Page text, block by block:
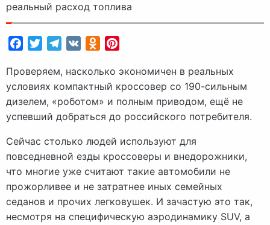
реальный расход топлива
FacebookTwitterTelegram
VK Odnoklassniki
Проверяем, насколько экономичен в реальных
условиях компактный кроссовер со 190-сильным
дизелем, «роботом» и полным приводом, ещё не
успевший добраться до российского потребителя.
Сейчас столько людей используют для
повседневной езды кроссоверы и внедорожники,
что многие уже считают такие автомобили не
прожорливее и не затратнее иных семейных
седанов и прочих легковушек. И зачастую это так,
несмотря на специфическую аэродинамику SUV, а